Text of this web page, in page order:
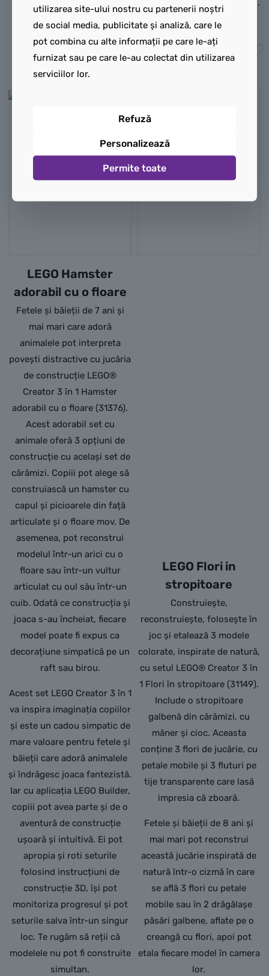
165,00lei
.
95,00lei
Adaugă în coș
LEGO Hamster
adorabil cu o floare
Fetele și băieții de 7 ani și
mai mari care adoră
animalele pot interpreta
povești distractive cu jucăria
de construcție LEGO®
Creator 3 în 1 Hamster
adorabil cu o floare (31376).
Acest adorabil set cu
animale oferă 3 opțiuni de
construcție cu același set de
cărămizi. Copiii pot alege să
construiască un hamster cu
capul și picioarele din față
articulate și o floare mov. De
asemenea, pot reconstrui
modelul într-un arici cu o
floare sau într-un vultur
articulat cu oul său într-un
cuib. Odată ce construcția și
joaca s-au încheiat, fiecare
model poate fi expus ca
decorațiune simpatică pe un
raft sau birou.
Acest set LEGO Creator 3 în 1
va inspira imaginația copiilor
și este un cadou simpatic de
mare valoare pentru fetele și
băieții care adoră animalele
și îndrăgesc joaca fantezistă.
Iar cu aplicația LEGO Builder,
copiii pot avea parte și de o
aventură de construcție
ușoară și intuitivă. Ei pot
apropia și roti seturile
folosind instrucțiuni de
construcție 3D, își pot
monitoriza progresul și pot
seturile salva într-un singur
loc. Te rugăm să reții că
modelele nu pot fi construite
simultan.
LEGO Flori in
stropitoare
Construiește,
reconstruiește, folosește în
joc și etalează 3 modele
colorate, inspirate de natură,
cu setul LEGO® Creator 3 în
1 Flori în stropitoare (31149).
Include o stropitoare
galbenă din cărămizi, cu
mâner și cioc. Aceasta
conține 3 flori de jucărie, cu
petale mobile și 3 fluturi pe
tije transparente care lasă
impresia că zboară.
Fetele și băieții de 8 ani și
mai mari pot reconstrui
această jucărie inspirată de
natură într-o cizmă în care
se află 3 flori cu petale
mobile sau în 2 drăgălașe
păsări galbene, aflate pe o
creangă cu flori, apoi pot
etala fiecare model în camera
lor.
utilizarea site-ului nostru cu partenerii noștri
de social media, publicitate și analiză, care le
pot combina cu alte informații pe care le-ați
furnizat sau pe care le-au colectat din utilizarea
serviciilor lor.
Refuză
Personalizează
Permite toate